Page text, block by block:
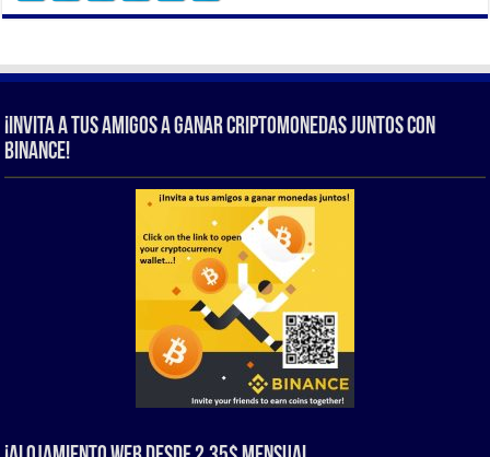
¡Invita a tus amigos a ganar criptomonedas juntos con
Binance!